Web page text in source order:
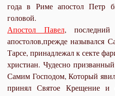
года в Риме апостол Петр
головой.
Апостол Павел, последний
апостолов,прежде назывался
Тарсе, принадлежал к секте
христиан. Чудесно
Самим Господом, Который
принял Святое Крещение и